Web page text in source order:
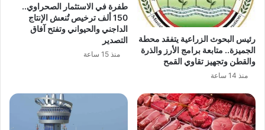
رئيس البحوث الزراعية يتفقد محطة
الجميزة.. متابعة برامج الأرز والذرة
والقطن وتجهيز تقاوي القمح
منذ 14 ساعة
طفرة في الاستثمار الصحراوي..
150 ألف ترخيص تُنعش الإنتاج
الداجني والحيواني وتفتح آفاق
التصدير
منذ 15 ساعة